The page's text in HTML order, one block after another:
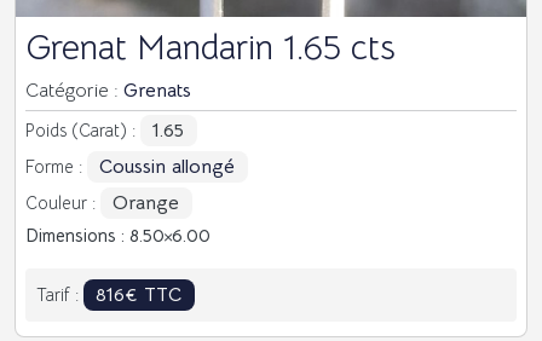
Grenat Mandarin 1.65 cts
Catégorie : Grenats
Poids (Carat) : 1.65
Forme : Coussin allongé
Couleur : Orange
Dimensions : 8.50 6.00
Tarif : 816€ TTC